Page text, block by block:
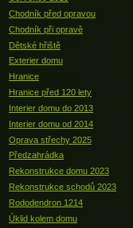
Chodník před opravou
Chodník při opravě
Dětské hřiště
Exterier domu
Hranice
Hranice před 120 lety
Interier domu do 2013
Interier domu od 2014
Oprava střechy 2025
Předzahrádka
Rekonstrukce domu 2023
Rekonstrukce schodů 2023
Rododendron 1214
Úklid kolem domu